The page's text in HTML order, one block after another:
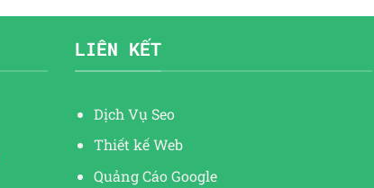
LIÊN KẾT
Dịch Vụ Seo
Thiết kế Web
Quảng Cáo Google